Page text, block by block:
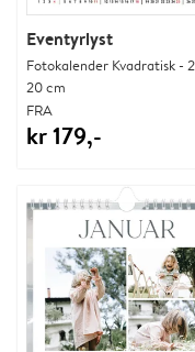
Eventyrlyst
Fotokalender Kvadratisk -
20 cm
FRA
kr 179,-